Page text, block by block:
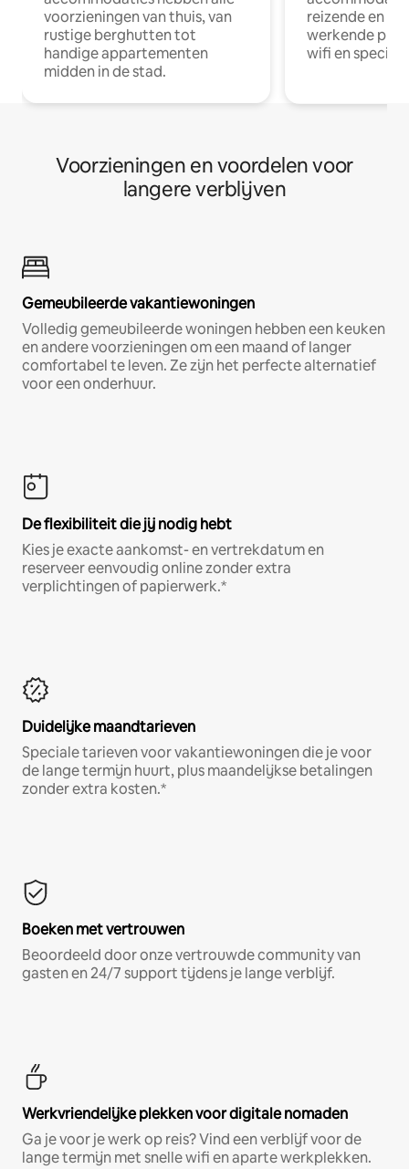
voorzieningen van thuis, van
rustige berghutten tot
handige appartementen
midden in de stad.
reizende en
werkende
wifi en
Voorzieningen en voordelen voor
langere verblijven
Gemeubileerde vakantiewoningen
Volledig gemeubileerde woningen hebben een keuken
en andere voorzieningen om een maand of langer
comfortabel te leven. Ze zijn het perfecte alternatief
voor een onderhuur.
De flexibiliteit die jij nodig hebt
Kies je exacte aankomst- en vertrekdatum en
reserveer eenvoudig online zonder extra
verplichtingen of papierwerk.*
Duidelijke maandtarieven
Speciale tarieven voor vakantiewoningen die je voor
de lange termijn huurt, plus maandelijkse betalingen
zonder extra kosten.*
Boeken met vertrouwen
Beoordeeld door onze vertrouwde community van
gasten en 24/7 support tijdens je lange verblijf.
Werkvriendelijke plekken voor digitale nomaden
Ga je voor je werk op reis? Vind een verblijf voor de
lange termijn met snelle wifi en aparte werkplekken.